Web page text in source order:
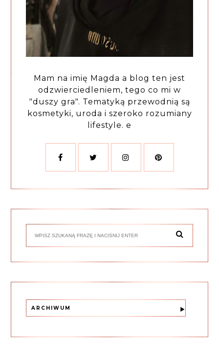
Mam na imię Magda a blog ten jest
odzwierciedleniem, tego co mi w
"duszy gra". Tematyką przewodnią są
kosmetyki, uroda i szeroko rozumiany
lifestyle. e
ARCHIWUM